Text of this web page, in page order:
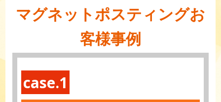
マグネットポスティングお
客様事例
case.1